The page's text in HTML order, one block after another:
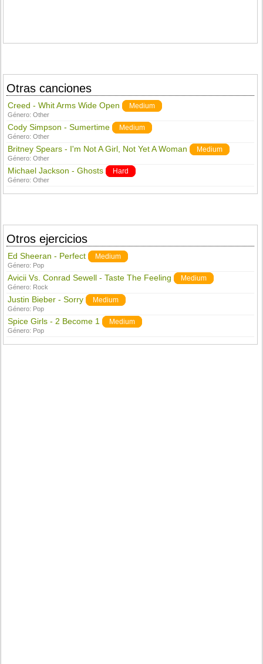
Otras canciones
Creed - Whit Arms Wide Open Medium
Género:Other
Cody Simpson - Sumertime Medium
Género:Other
Britney Spears - I'm Not A Girl, Not Yet A Woman Medium
Género:Other
Michael Jackson - Ghosts Hard
Género:Other
Otros ejercicios
Ed Sheeran - Perfect Medium
Género: Pop
Avicii Vs. Conrad Sewell - Taste The Feeling Medium
Género: Rock
Justin Bieber - Sorry Medium
Género: Pop
Spice Girls - 2 Become 1 Medium
Género: Pop